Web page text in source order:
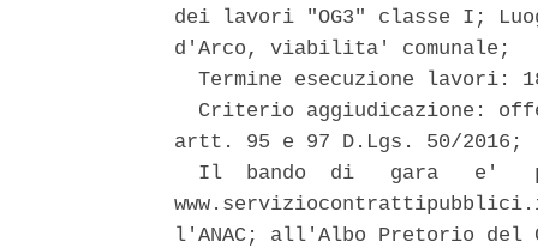
dei lavori "OG3" classe I;
d'Arco, viabilita' comunale;
Termine esecuzione lavori:
Criterio aggiudicazione:
artt. 95 e 97 D.Lgs. 50/2016;
Il  bando  di   gara   e'
l'ANAC; all'Albo Pretorio del